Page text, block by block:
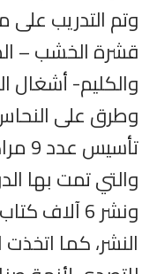
وتم التدريب على
قشرة الخشب –
والكليم- أشغال
وطرق على
والتي تمت بها
ونشر 6 آلاف
النشر، كما اتخذت